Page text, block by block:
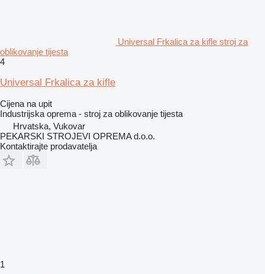
Universal Frkalica za kifle stroj za
oblikovanje tijesta
4
Universal Frkalica za kifle
Cijena na upit
Industrijska oprema - stroj za oblikovanje tijesta
Hrvatska, Vukovar
PEKARSKI STROJEVI OPREMA d.o.o.
Kontaktirajte prodavatelja
1